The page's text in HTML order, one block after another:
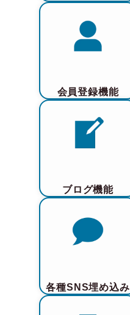
会員登録機能
ブログ機能
各種SNS埋め込み